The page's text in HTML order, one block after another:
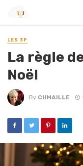
LES 3P
La règle
Noël
By CHMAILLE